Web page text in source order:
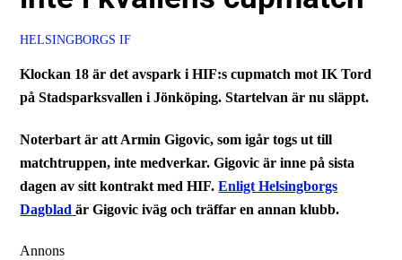
HELSINGBORGS IF
Klockan 18 är det avspark i HIF:s cupmatch mot IK Tord
på Stadsparksvallen i Jönköping. Startelvan är nu släppt.
Noterbart är att Armin Gigovic, som igår togs ut till
matchtruppen, inte medverkar. Gigovic är inne på sista
dagen av sitt kontrakt med HIF.Enligt Helsingborgs
Dagblad är Gigovic iväg och träffar en annan klubb.
Annons